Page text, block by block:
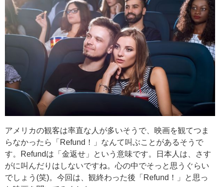
アメリカの観客は率直な人が多いそうで、映画を観てつま
らなかったら「Refund！」なんて叫ぶことがあるそうで
す。Refundは「金返せ」という意味です。日本人は、さす
がに叫んだりはしないですね。心の中でそっと思うぐらい
でしょう(笑)。今回は、観終わった後「Refund！」と思っ